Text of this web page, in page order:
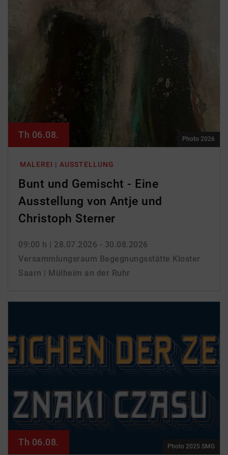
MALEREI | AUSSTELLUNG
Bunt und Gemischt - Eine
Ausstellung von Antje und
Christoph Sterner
09:00 h | 28.07.2026 - 30.08.2026
Versammlungsraum Begegnungsstätte Kloster
Saarn | Mülheim an der Ruhr
Th 06.08. Photo 2026
Th 06.08. Photo 2025 SMG